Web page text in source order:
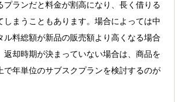
プランだと料金が割高になり、長く借りる
しまうこともあります。場合によっては中
ル料総額が新品の販売額より高くなる場合
却時期が決まっていない場合は、商品を
で年単位のサブスクプランを検討するのが